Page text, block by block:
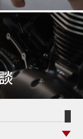
ード
ローク
500cc
50cc
デル50周年
ズ
ブ5月600cc